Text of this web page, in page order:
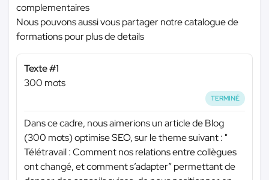
complementaires
Nous pouvons aussi vous partager notre catalogue de
formations pour plus de details
Texte #1
300 mots
TERMINÉ
Dans ce cadre, nous aimerions un article de Blog
(300 mots) optimise SEO, sur le theme suivant : "
Télétravail : Comment nos relations entre collègues
ont changé, et comment s’adapter” permettant de